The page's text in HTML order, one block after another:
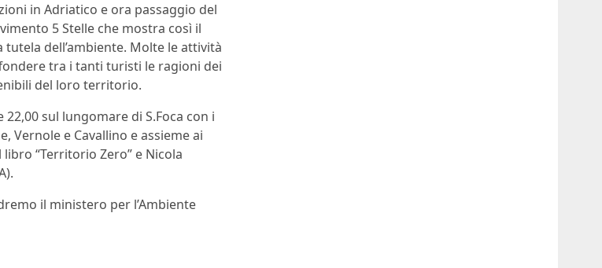
in Adriatico e ora passaggio del
5 Stelle che mostra così il
dell’ambiente. Molte le attività
tra i tanti turisti le ragioni dei
del loro territorio.
sul lungomare di S.Foca con i
Vernole e Cavallino e assieme ai
“Territorio Zero” e Nicola
il ministero per l’Ambiente